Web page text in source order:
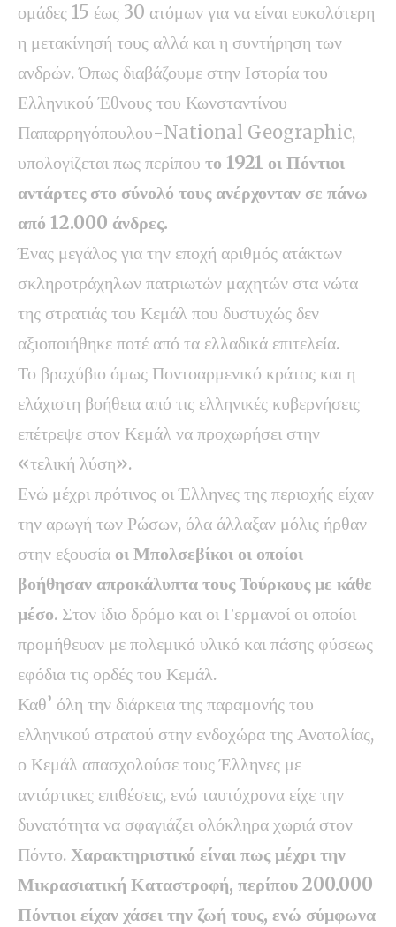
ομάδες 15 έως 30 ατόμων για να είναι ευκολότερη
η μετακίνησή τους αλλά και η συντήρηση των
ανδρών. Όπως διαβάζουμε στην Ιστορία του
Ελληνικού Έθνους του Κωνσταντίνου
Παπαρρηγόπουλου-National Geographic,
υπολογίζεται πως περίπου το 1921 οι Πόντιοι
αντάρτες στο σύνολό τους ανέρχονταν σε πάνω
από 12.000 άνδρες.
Ένας μεγάλος για την εποχή αριθμός ατάκτων
σκληροτράχηλων πατριωτών μαχητών στα νώτα
της στρατιάς του Κεμάλ που δυστυχώς δεν
αξιοποιήθηκε ποτέ από τα ελλαδικά επιτελεία.
Το βραχύβιο όμως Ποντοαρμενικό κράτος και η
ελάχιστη βοήθεια από τις ελληνικές κυβερνήσεις
επέτρεψε στον Κεμάλ να προχωρήσει στην
«τελική λύση».
Ενώ μέχρι πρότινος οι Έλληνες της περιοχής είχαν
την αρωγή των Ρώσων, όλα άλλαξαν μόλις ήρθαν
στην εξουσία οι Μπολσεβίκοι οι οποίοι
βοήθησαν απροκάλυπτα τους Τούρκους με κάθε
μέσο. Στον ίδιο δρόμο και οι Γερμανοί οι οποίοι
προμήθευαν με πολεμικό υλικό και πάσης φύσεως
εφόδια τις ορδές του Κεμάλ.
Καθ’ όλη την διάρκεια της παραμονής του
ελληνικού στρατού στην ενδοχώρα της Ανατολίας,
ο Κεμάλ απασχολούσε τους Έλληνες με
αντάρτικες επιθέσεις, ενώ ταυτόχρονα είχε την
δυνατότητα να σφαγιάζει ολόκληρα χωριά στον
Πόντο. Χαρακτηριστικό είναι πως μέχρι την
Μικρασιατική Καταστροφή, περίπου 200.000
Πόντιοι είχαν χάσει την ζωή τους, ενώ σύμφωνα